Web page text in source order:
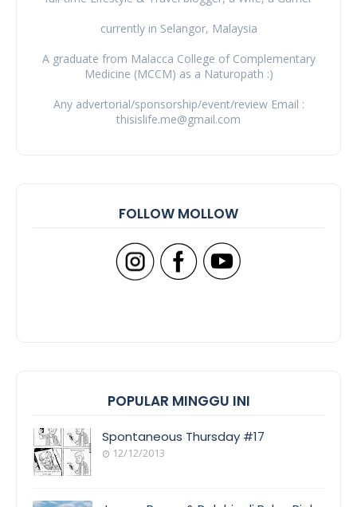
currently in Selangor, Malaysia
A graduate from Malacca College of Complementary
Medicine (MCCM) as a Naturopath :)
Any advertorial/sponsorship/event/review Email :
thisislife.me@gmail.com
FOLLOW MOLLOW
POPULAR MINGGU INI
Spontaneous Thursday #17
12/12/2013